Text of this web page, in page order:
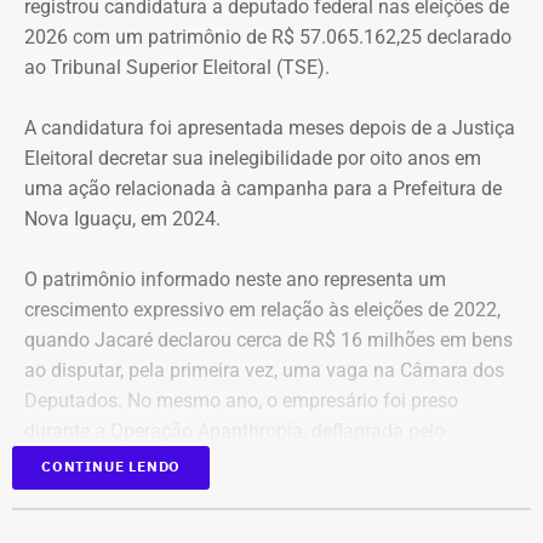
que eu entrei no MLB nunca faltou comida. Só o que falta
mesmo é um teto, um lar para morar. Queremos fazer
valer um direito constitucional que nunca foi cumprido”
A Central de Movimentos Populares do Rio de Janeiro
(CMPRJ) emitiu nota de apoio e solidariedade e lembrou
que as famílias lutam há anos pelo direito à moradia com
organização e resistência.
“Sabemos que a moradia é a base de tudo. Quando um
movimento ocupa um imóvel abandonado ou
subutilizado, mais do que dar um teto, o que já é
fundamental, ele devolve esperança e perspectiva de vida
para centenas de pessoas, sobretudo para as crianças”,
Moradores da Rua Santa Alexandrina
registrou candidatura a deputado federal nas eleições de
2026 com um patrimônio de R$ 57.065.162,25 declarado
ao Tribunal Superior Eleitoral (TSE).
A candidatura foi apresentada meses depois de a Justiça
Eleitoral decretar sua inelegibilidade por oito anos em
uma ação relacionada à campanha para a Prefeitura de
Nova Iguaçu, em 2024.
O patrimônio informado neste ano representa um
crescimento expressivo em relação às eleições de 2022,
quando Jacaré declarou cerca de R$ 16 milhões em bens
ao disputar, pela primeira vez, uma vaga na Câmara dos
Deputados. No mesmo ano, o empresário foi preso
Ministério Público do Rio de Janeiro (MPRJ), que
investigou um esquema de corrupção na Prefeitura de
CONTINUE LENDO